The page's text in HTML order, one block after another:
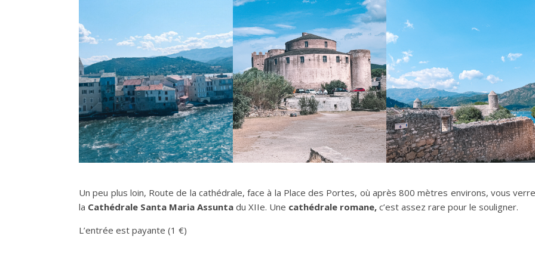
Un peu plus loin, Route de la cathédrale, face à la Place des Portes, où après 800 mètres environs, vous
la Cathédrale Santa Maria Assunta du XIIe. Une cathédrale romane, c’est assez rare pour le souligner.
L’entrée est payante (1 €)